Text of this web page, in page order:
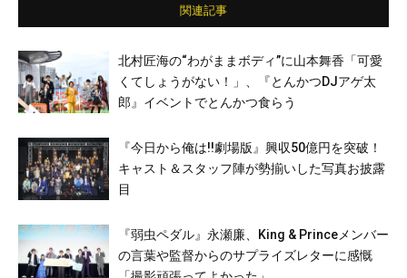
関連記事
北村匠海の“わがままボディ”に山本舞香「可愛
くてしょうがない！」、『とんかつDJアゲ太
郎』イベントでとんかつ食らう
『今日から俺は!!劇場版』興収50億円を突破！
キャスト＆スタッフ陣が勢揃いした写真お披露
目
『弱虫ペダル』永瀬廉、King & Princeメンバー
の言葉や監督からのサプライズレターに感慨